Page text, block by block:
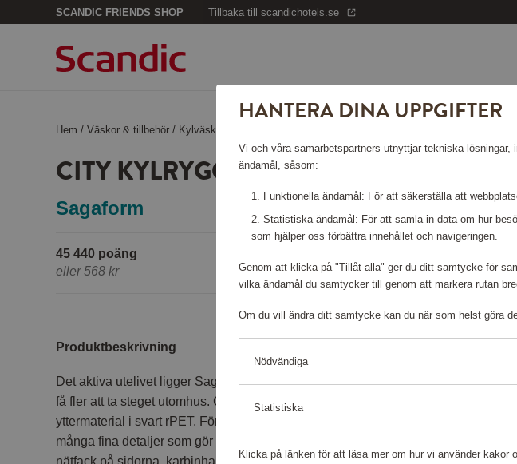
SCANDIC FRIENDS SHOP Tillbaka till scandichotels.se
Hem /Väskor & tillbehör / Kylväskor
CITY KYLRYGGSÄCK
Sagaform
45 440 poäng
eller 568 kr
Logga in för att kunna handla
Produktbeskrivning
Det aktiva utelivet ligger Sagaform varmt om hjärtat och med City kylryggsäck vill
få fler att ta steget utomhus. City kylryggsäck är lyxig och sportig och med
yttermaterial i svart rPET. Förutom sin fenomenala kylfunktion så har ryggsäcken
många fina detaljer som gör den användbar ute i skog och mark. Två ytterfack,
nätfack på sidorna, karbinhake för att fästa mugg eller annat, spännband inuti,
HANTERA DINA UPPGIFTER
Vi och våra samarbetspartners utnyttjar tekniska
ändamål, såsom:
Funktionella ändamål: För att säkerställa att
Statistiska ändamål: För att samla in data om hur
som hjälper oss förbättra innehållet och navigeringen.
Genom att klicka på "Tillåt alla" ger du ditt samtycke för
vilka ändamål du samtycker till genom att markera rutan
Om du vill ändra ditt samtycke kan du när som helst göra
Nödvändiga
Statistiska
Klicka på länken för att läsa mer om hur vi använder kakor